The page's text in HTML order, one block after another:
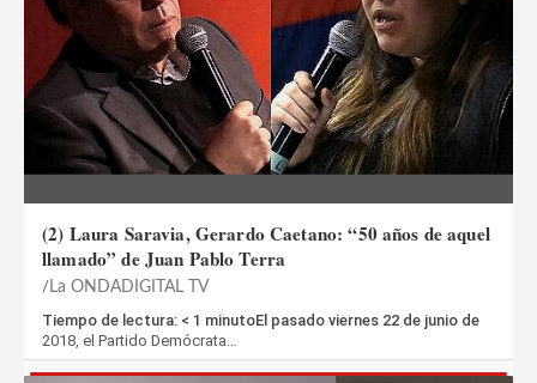
(2) Laura Saravia, Gerardo Caetano: “50 años de aquel
llamado” de Juan Pablo Terra
La ONDADIGITAL TV
Tiempo de lectura: < 1 minutoEl pasado viernes 22 de junio de
2018, el Partido Demócrata…